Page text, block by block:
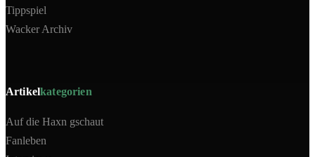
Tippspiel
Wacker Archiv
Artikelkategorien
Auf die Haxn gschaut
Fanleben